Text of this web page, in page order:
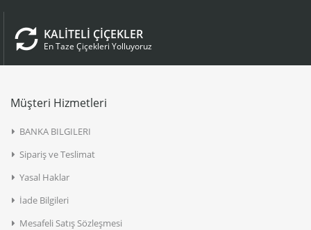
KALİTELİ ÇİÇEKLER
En Taze Çiçekleri Yolluyoruz
Müşteri Hizmetleri
BANKA BILGILERI
Sipariş ve Teslimat
Yasal Haklar
İade Bilgileri
Mesafeli Satış Sözleşmesi